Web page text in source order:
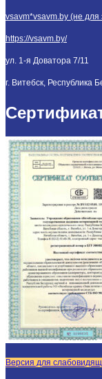
vsavm*vsavm.by (не
https://vsavm.by/
ул. 1-я Доватора 7/11
г. Витебск, Республика
Версия для